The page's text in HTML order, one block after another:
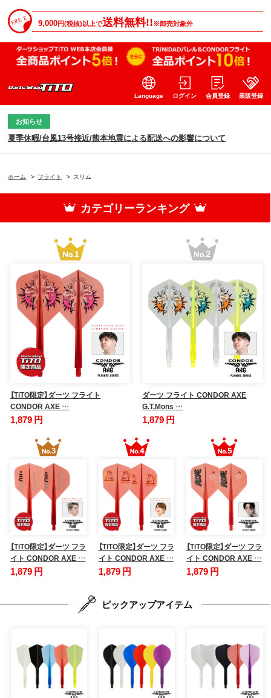
9,000円(税抜)以上で送料無料!!※卸売対象外
Language ログイン 会員登録 業販登録
お知らせ
夏季休暇/台風13号接近/熊本地震による配送への影響について
ホーム > フライト > スリム
カテゴリーランキング
【TiTO限定】ダーツ フライト
CONDOR AXE …
1,879 円
ダーツ フライト CONDOR AXE
G.T.Mons …
1,879 円
【TiTO限定】ダーツ フラ
イト CONDOR AXE …
1,879 円
【TiTO限定】ダーツ フラ
イト CONDOR AXE …
1,879 円
【TiTO限定】ダーツ フラ
イト CONDOR AXE …
1,879 円
ピックアップアイテム